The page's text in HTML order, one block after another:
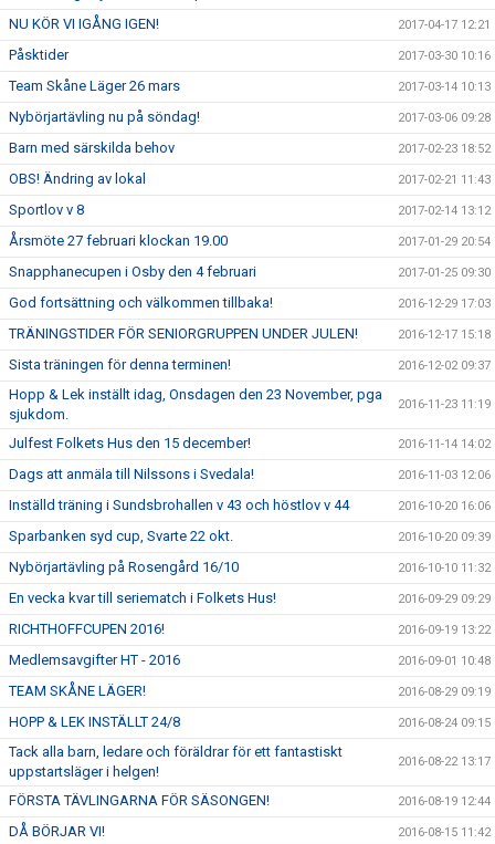
NU KÖR VI IGÅNG IGEN! 2017-04-17 12:21
Påsktider 2017-03-30 10:16
Team Skåne Läger 26 mars 2017-03-14 10:13
Nybörjartävling nu på söndag! 2017-03-06 09:28
Barn med särskilda behov 2017-02-23 18:52
OBS! Ändring av lokal 2017-02-21 11:43
Sportlov v 8 2017-02-14 13:12
Årsmöte 27 februari klockan 19.00 2017-01-29 20:54
Snapphanecupen i Osby den 4 februari 2017-01-25 09:30
God fortsättning och välkommen tillbaka! 2016-12-29 17:03
TRÄNINGSTIDER FÖR SENIORGRUPPEN UNDER JULEN! 2016-12-17 15:18
Sista träningen för denna terminen! 2016-12-02 09:37
Hopp & Lek inställt idag, Onsdagen den 23 November, pga
sjukdom.
2016-11-23 11:19
Julfest Folkets Hus den 15 december! 2016-11-14 14:02
Dags att anmäla till Nilssons i Svedala! 2016-11-03 12:06
Inställd träning i Sundsbrohallen v 43 och höstlov v 44 2016-10-20 16:06
Sparbanken syd cup, Svarte 22 okt. 2016-10-20 09:39
Nybörjartävling på Rosengård 16/10 2016-10-10 11:32
En vecka kvar till seriematch i Folkets Hus! 2016-09-29 09:29
RICHTHOFFCUPEN 2016! 2016-09-19 13:22
Medlemsavgifter HT - 2016 2016-09-01 10:48
TEAM SKÅNE LÄGER! 2016-08-29 09:19
HOPP & LEK INSTÄLLT 24/8 2016-08-24 09:15
Tack alla barn, ledare och föräldrar för ett fantastiskt
uppstartsläger i helgen!
2016-08-22 13:17
FÖRSTA TÄVLINGARNA FÖR SÄSONGEN! 2016-08-19 12:44
DÅ BÖRJAR VI! 2016-08-15 11:42